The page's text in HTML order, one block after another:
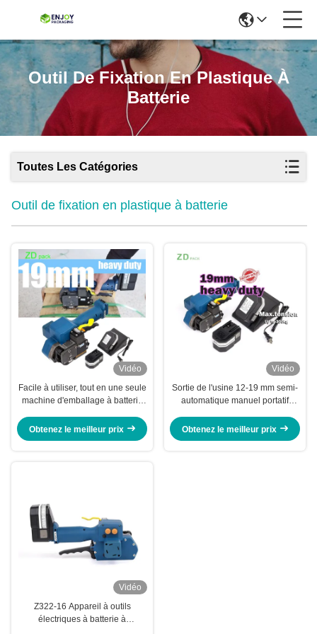
Outil De Fixation En Plastique À
Batterie
Toutes Les Catégories
Outil de fixation en plastique à batterie
Vidéo
Facile à utiliser, tout en une seule
machine d'emballage à batterie
19 mm
Obtenez le meilleur prix
Vidéo
Sortie de l'usine 12-19 mm semi-
automatique manuel portatif
PP PET outil d'emballage
Obtenez le meilleur prix
Vidéo
Z322-16 Appareil à outils
électriques à batterie à